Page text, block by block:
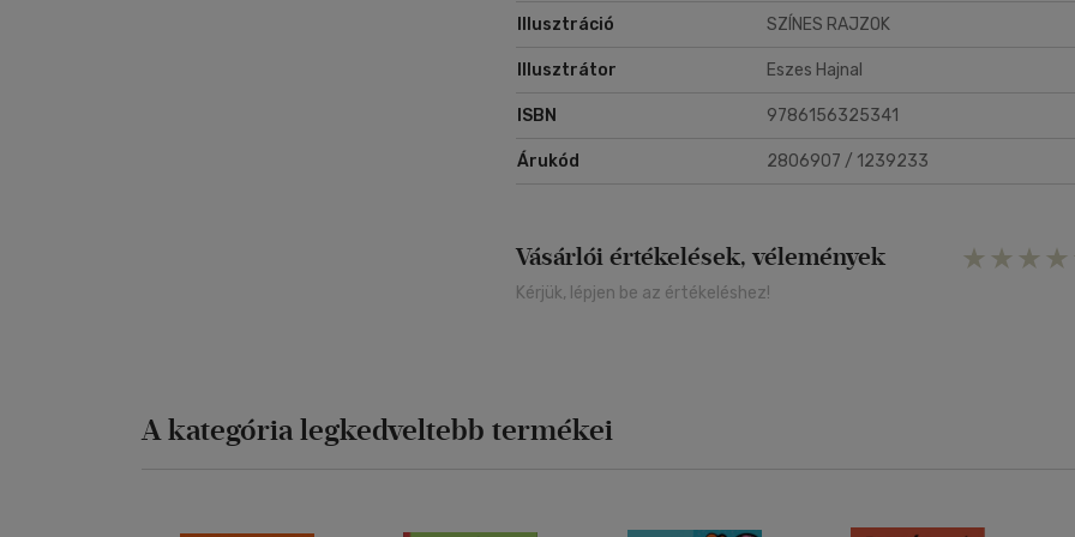
Illusztráció SZÍNES RAJZOK
Illusztrátor Eszes Hajnal
ISBN 9786156325341
Árukód 2806907 / 1239233
Vásárlói értékelések, vélemények
Kérjük, lépjen be az értékeléshez!
A kategória legkedveltebb termékei